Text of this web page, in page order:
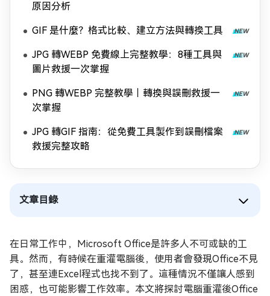
原因分析
GIF 是什麼？格式比較、建立方法與轉換工具
JPG 轉WEBP 免費線上完整教學：8種工具與
圖片救援一次掌握
PNG 轉WEBP 完整教學｜轉換與誤刪救援一
次掌握
JPG 轉GIF 指南：從免費工具製作到誤刪檔案
救援完整攻略
文章目錄
在日常工作中，Microsoft Office是許多人不可或缺的工
具。然而，有時候在重灌電腦後，使用者會發現Office不見
了，甚至連Excel程式也找不到了。這種情況不僅讓人感到
困惑，也可能影響工作效率。本文將探討電腦重灌後Office